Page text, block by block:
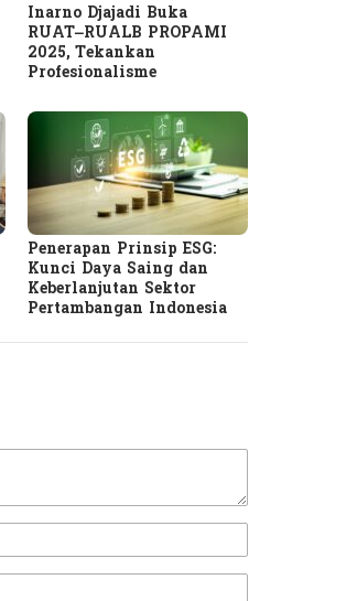
Inarno Djajadi Buka
RUAT–RUALB PROPAMI
2025, Tekankan
Profesionalisme
Penerapan Prinsip ESG:
Kunci Daya Saing dan
Keberlanjutan Sektor
Pertambangan Indonesia